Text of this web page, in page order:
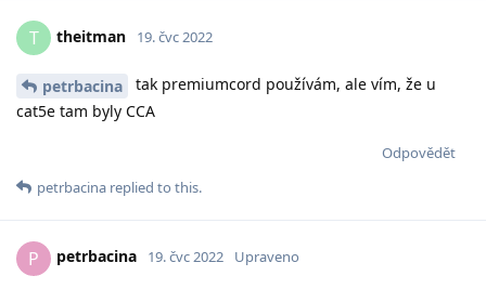
T theitman 19. čvc 2022
petrbacina
tak premiumcord používám, ale vím, že u
cat5e tam byly CCA
Odpovědět
petrbacina replied to this.
P petrbacina 19. čvc 2022 Upraveno